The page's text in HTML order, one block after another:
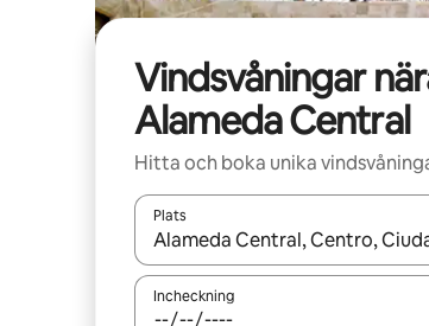
Vindsvåningar
Alameda Central
Hitta och boka unika
Plats
När resultaten är tillgängliga kan
Incheckning